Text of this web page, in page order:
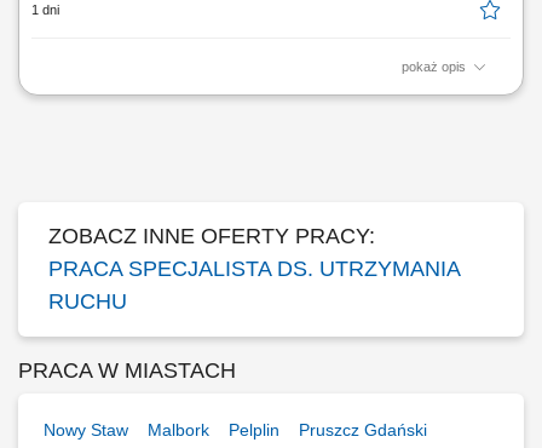
1 dni
pokaż opis
Opis stanowiska: Prowadzenie bieżących serwisów, inspekcji oraz
ZOBACZ INNE OFERTY PRACY:
PRACA SPECJALISTA DS. UTRZYMANIA
RUCHU
PRACA W MIASTACH
Nowy Staw Malbork Pelplin Pruszcz Gdański